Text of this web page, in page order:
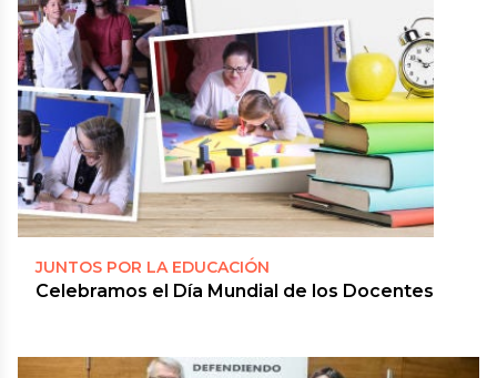
JUNTOS POR LA EDUCACIÓN
Celebramos el Día Mundial de los Docentes